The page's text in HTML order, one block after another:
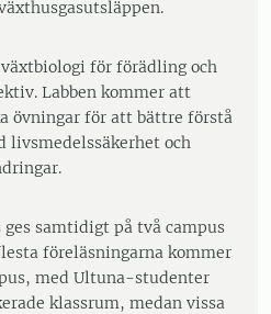
för förädling och
Labben kommer att
övningar för att bättre förstå
livsmedelssäkerhet och
ges samtidigt på två campus
föreläsningarna kommer
med Ultuna-studenter
klassrum, medan vissa